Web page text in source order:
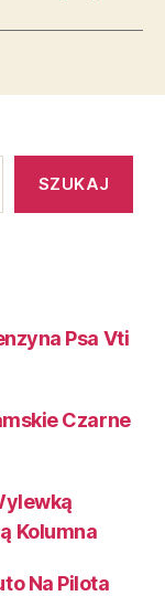
SZUKAJ
Psa Vti
Czarne
Kolumna
Na Pilota